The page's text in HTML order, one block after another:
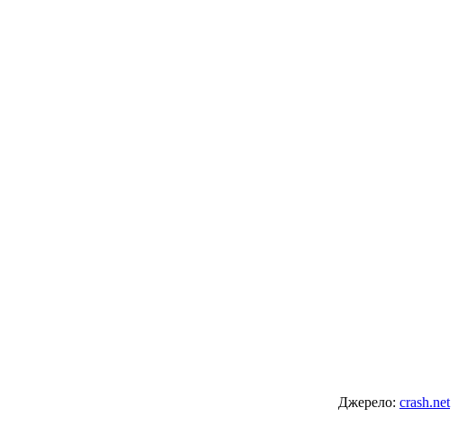
Джерело: crash.net